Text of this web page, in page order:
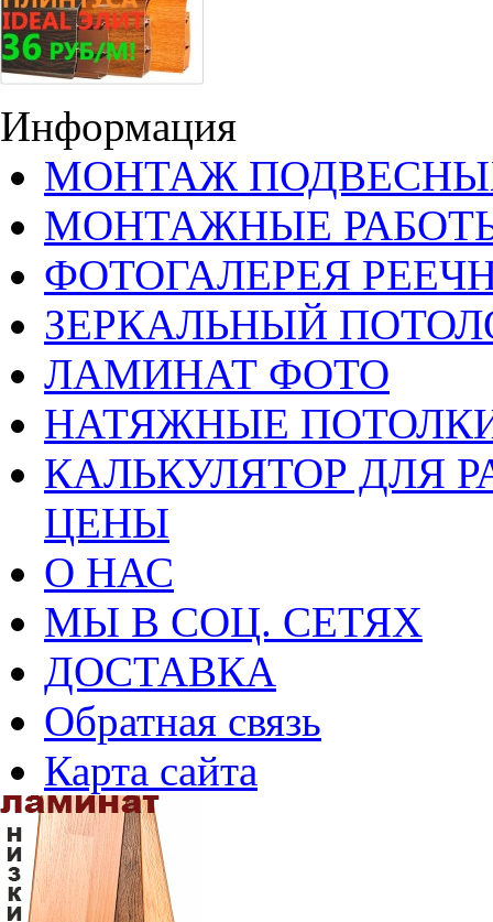
Информация
МОНТАЖ ПОДВЕСНЫХ
МОНТАЖНЫЕ
ФОТОГАЛЕРЕЯ
ЗЕРКАЛЬНЫЙ
ЛАМИНАТ ФОТО
НАТЯЖНЫЕ
КАЛЬКУЛЯТОР ДЛЯ
ЦЕНЫ
О НАС
МЫ В СОЦ. СЕТЯХ
ДОСТАВКА
Обратная связь
Карта сайта